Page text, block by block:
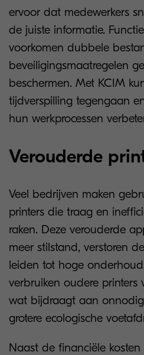
ervoor dat medewerkers
de juiste informatie.
voorkomen dubbele
beveiligingsmaatregelen
beschermen. Met KCIM
tijdverspilling tegengaan
hun werkprocessen
Verouderde
Veel bedrijven maken
printers die traag en
raken. Deze verouderde
meer stilstand, verstoren
leiden tot hoge
verbruiken oudere printers
wat bijdraagt aan
grotere ecologische
Naast de financiële